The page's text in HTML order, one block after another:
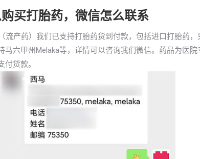
买打胎药，微信怎么联系
流产药）我们已支持打胎药货到付款，包括进口打胎药
马六甲州Melaka等，详情可以咨询我们微信。药品为医
货款。